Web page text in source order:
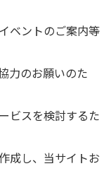
ベントのご案内等
力のお願いのた
ビスを検討するた
成し、当サイトお